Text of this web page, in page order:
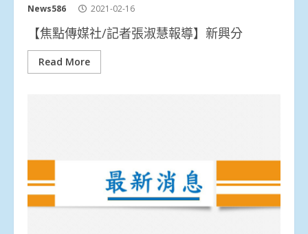
News586 2021-02-16
【焦點傳媒社/記者張淑慧報導】新興分
Read More